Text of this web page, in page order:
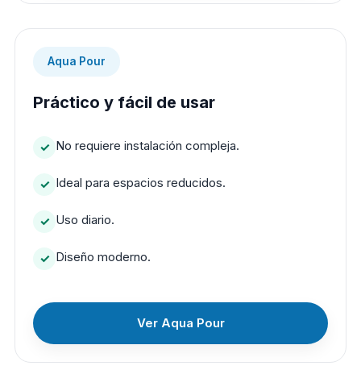
Aqua Pour
Práctico y fácil de usar
No requiere instalación compleja.
Ideal para espacios reducidos.
Uso diario.
Diseño moderno.
Ver Aqua Pour